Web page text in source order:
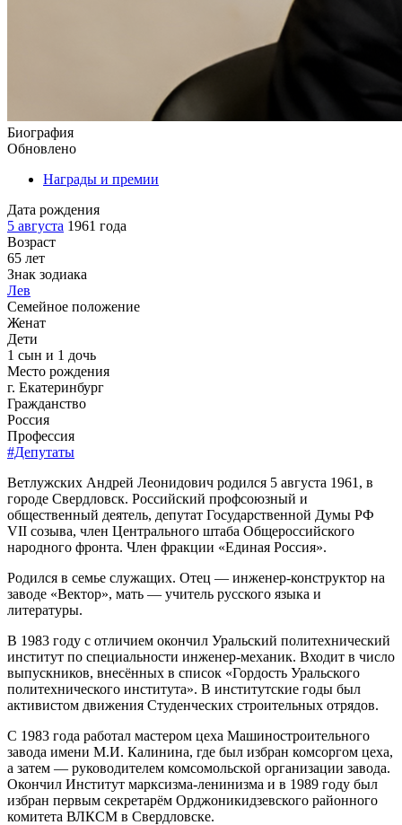
Биография
Обновлено
Награды и премии
Дата рождения
5 августа 1961 года
Возраст
65 лет
Знак зодиака
Лев
Семейное положение
Женат
Дети
1 сын и 1 дочь
Место рождения
г. Екатеринбург
Гражданство
Россия
Профессия
#Депутаты
Ветлужских Андрей Леонидович родился 5 августа 1961, в
городе Свердловск. Российский профсоюзный и
общественный деятель, депутат Государственной Думы РФ
VII созыва, член Центрального штаба Общероссийского
народного фронта. Член фракции «Единая Россия».
Родился в семье служащих. Отец — инженер-конструктор на
заводе «Вектор», мать — учитель русского языка и
литературы.
В 1983 году с отличием окончил Уральский политехнический
институт по специальности инженер-механик. Входит в число
выпускников, внесённых в список «Гордость Уральского
политехнического института». В институтские годы был
активистом движения Студенческих строительных отрядов.
С 1983 года работал мастером цеха Машиностроительного
завода имени М.И. Калинина, где был избран комсоргом цеха,
а затем — руководителем комсомольской организации завода.
Окончил Институт марксизма-ленинизма и в 1989 году был
избран первым секретарём Орджоникидзевского районного
комитета ВЛКСМ в Свердловске.